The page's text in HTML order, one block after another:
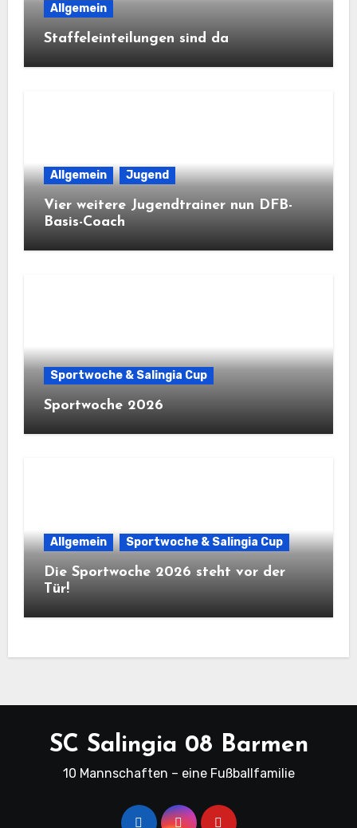
Allgemein
Staffeleinteilungen sind da
Allgemein Jugend
Vier weitere Jugendtrainer nun DFB-
Basis-Coach
Sportwoche & Salingia Cup
Sportwoche 2026
Allgemein Sportwoche & Salingia Cup
Die Sportwoche 2026 steht vor der
Tür!
SC Salingia 08 Barmen
10 Mannschaften – eine Fußballfamilie